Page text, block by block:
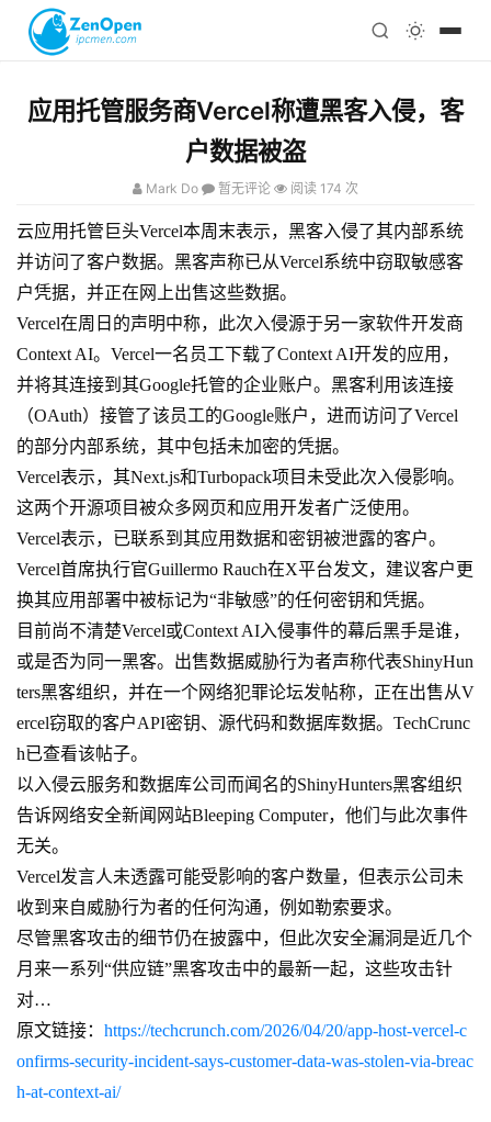
科技
心理
注册
应用托管服务商Vercel称遭黑客入侵，客
户数据被盗
Mark Do 暂无评论 阅读 174 次
云应用托管巨头Vercel本周末表示，黑客入侵了其内部系统
并访问了客户数据。黑客声称已从Vercel系统中窃取敏感客
户凭据，并正在网上出售这些数据。
Vercel在周日的声明中称，此次入侵源于另一家软件开发商
Context AI。Vercel一名员工下载了Context AI开发的应用，
并将其连接到其Google托管的企业账户。黑客利用该连接
（OAuth）接管了该员工的Google账户，进而访问了Vercel
的部分内部系统，其中包括未加密的凭据。
Vercel表示，其Next.js和Turbopack项目未受此次入侵影响。
这两个开源项目被众多网页和应用开发者广泛使用。
Vercel表示，已联系到其应用数据和密钥被泄露的客户。
Vercel首席执行官Guillermo Rauch在X平台发文，建议客户更
换其应用部署中被标记为“非敏感”的任何密钥和凭据。
目前尚不清楚Vercel或Context AI入侵事件的幕后黑手是谁，
或是否为同一黑客。出售数据威胁行为者声称代表ShinyHun
ters黑客组织，并在一个网络犯罪论坛发帖称，正在出售从V
ercel窃取的客户API密钥、源代码和数据库数据。TechCrunc
h已查看该帖子。
以入侵云服务和数据库公司而闻名的ShinyHunters黑客组织
告诉网络安全新闻网站Bleeping Computer，他们与此次事件
无关。
Vercel发言人未透露可能受影响的客户数量，但表示公司未
收到来自威胁行为者的任何沟通，例如勒索要求。
尽管黑客攻击的细节仍在披露中，但此次安全漏洞是近几个
月来一系列“供应链”黑客攻击中的最新一起，这些攻击针
对…
原文链接： https://techcrunch.com/2026/04/20/app-host-vercel-c
onfirms-security-incident-says-customer-data-was-stolen-via-breac
h-at-context-ai/